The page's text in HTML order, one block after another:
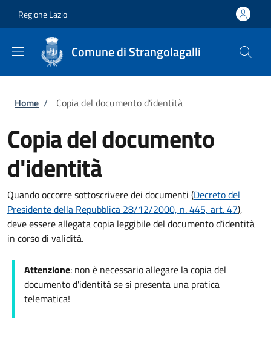
Regione Lazio
Comune di Strangolagalli
Briciole di pane
Home / Copia del documento d'identità
Copia del documento
d'identità
Quando occorre sottoscrivere dei documenti (Decreto del
Presidente della Repubblica 28/12/2000, n. 445, art. 47),
deve essere allegata copia leggibile del documento d'identità
in corso di validità.
Attenzione: non è necessario allegare la copia del
documento d'identità se si presenta una pratica
telematica!